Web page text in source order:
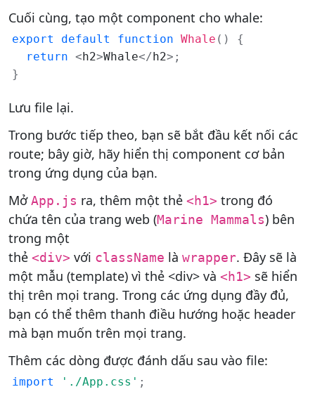
Cuối cùng, tạo một component cho whale:
export default function Whale ( )
{
return < h2>Whale</ h2> ;
}
Lưu file lại.
Trong bước tiếp theo, bạn sẽ bắt đầu kết nối các
route; bây giờ, hãy hiển thị component cơ bản
trong ứng dụng của bạn.
MởApp.js ra, thêm một thẻ <h1> trong đó
chứa tên của trang web (Marine Mammals) bên
trong một
thẻ <div> với className là wrapper. Đây sẽ là
một mẫu (template) vì thẻ <div> và <h1> sẽ hiển
thị trên mọi trang. Trong các ứng dụng đầy đủ,
bạn có thể thêm thanh điều hướng hoặc header
mà bạn muốn trên mọi trang.
Thêm các dòng được đánh dấu sau vào file:
import './App.css' ;